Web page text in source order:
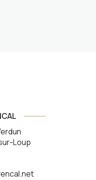
Loup